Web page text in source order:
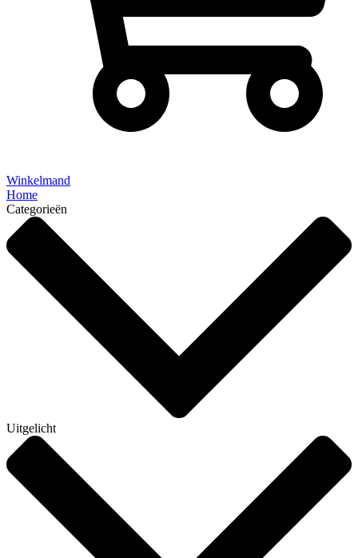
Winkelmand
Home
Categorieën
Uitgelicht